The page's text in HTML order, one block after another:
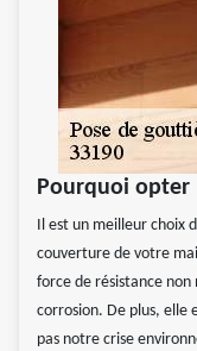
Pourquoi opter
Il est un meilleur choix
couverture de votre
force de résistance
corrosion. De plus, elle
pas notre crise